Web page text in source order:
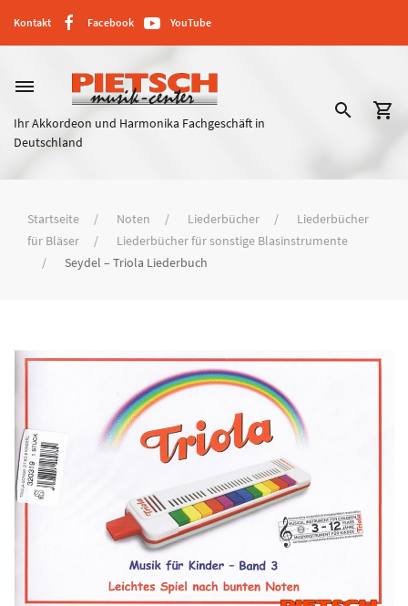
Kontakt Facebook YouTube
dehaze
Ihr Akkordeon und Harmonika Fachgeschäft in
Deutschland
search shopping_cart
Startseite Noten Liederbücher
Liederbücher
für Bläser
Liederbücher für sonstige Blasinstrumente
Seydel – Triola Liederbuch